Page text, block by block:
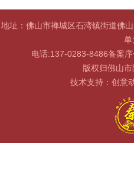
地址：佛山市禅城区石湾镇街道佛
单
电话:137-0283-8486备案序
版权归佛山
技术支持： 创意